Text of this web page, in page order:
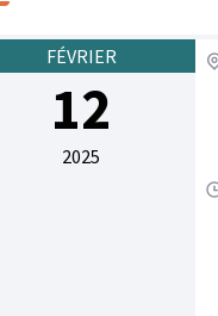
FÉVRIER
12
2025